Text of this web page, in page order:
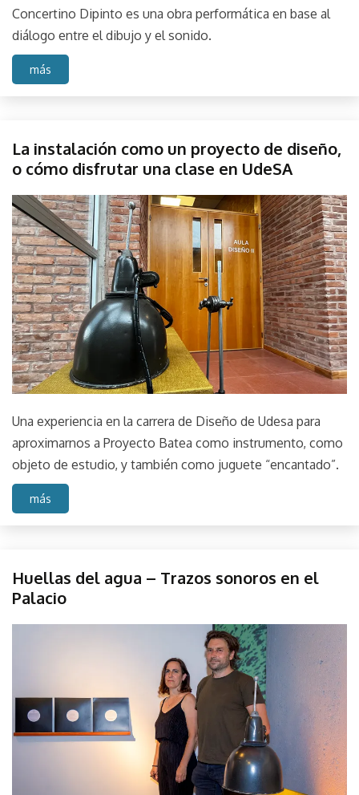
Concertino Dipinto es una obra performática en base al
diálogo entre el dibujo y el sonido.
más
Diseño
Instalación
de sitio
Instalación
objeto
Project
Proyecto
Udesa
La instalación como un proyecto de diseño,
o cómo disfrutar una clase en UdeSA
May
31,
2023
parselis
Una experiencia en la carrera de Diseño de Udesa para
aproximarnos a Proyecto Batea como instrumento, como
objeto de estudio, y también como juguete “encantado”.
más
Instalación
de sitio
Instalación
objeto
Agua
Sonido
Sound
Huellas del agua – Trazos sonoros en el
Palacio